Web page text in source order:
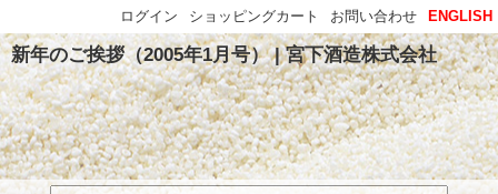
新年のご挨拶（2005年1月号） | 宮下酒造株式会社
ENGLISH
お問い合わせ
ショッピングカート
ログイン